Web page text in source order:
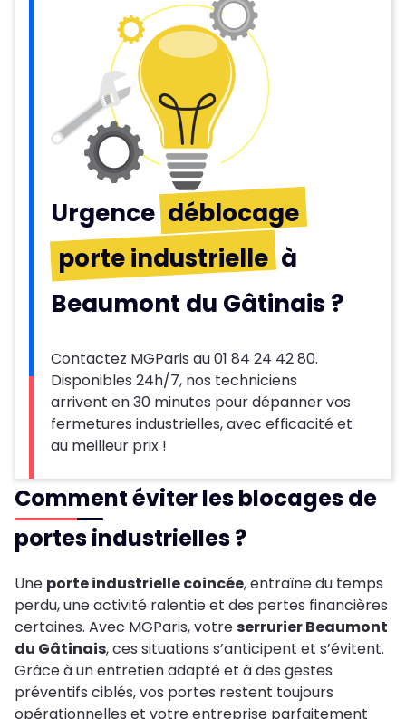
Urgence déblocage
porte industrielle à
Beaumont du Gâtinais ?
Contactez MGParis au 01 84 24 42 80.
Disponibles 24h/7, nos techniciens
arrivent en 30 minutes pour dépanner vos
fermetures industrielles, avec efficacité et
au meilleur prix !
Comment éviter les blocages de
portes industrielles ?
Une porte industrielle coincée, entraîne du temps
perdu, une activité ralentie et des pertes financières
certaines. Avec MGParis, votreserrurier Beaumont
du Gâtinais, ces situations s’anticipent et s’évitent.
Grâce à un entretien adapté et à des gestes
préventifs ciblés, vos portes restent toujours
opérationnelles et votre entreprise parfaitement